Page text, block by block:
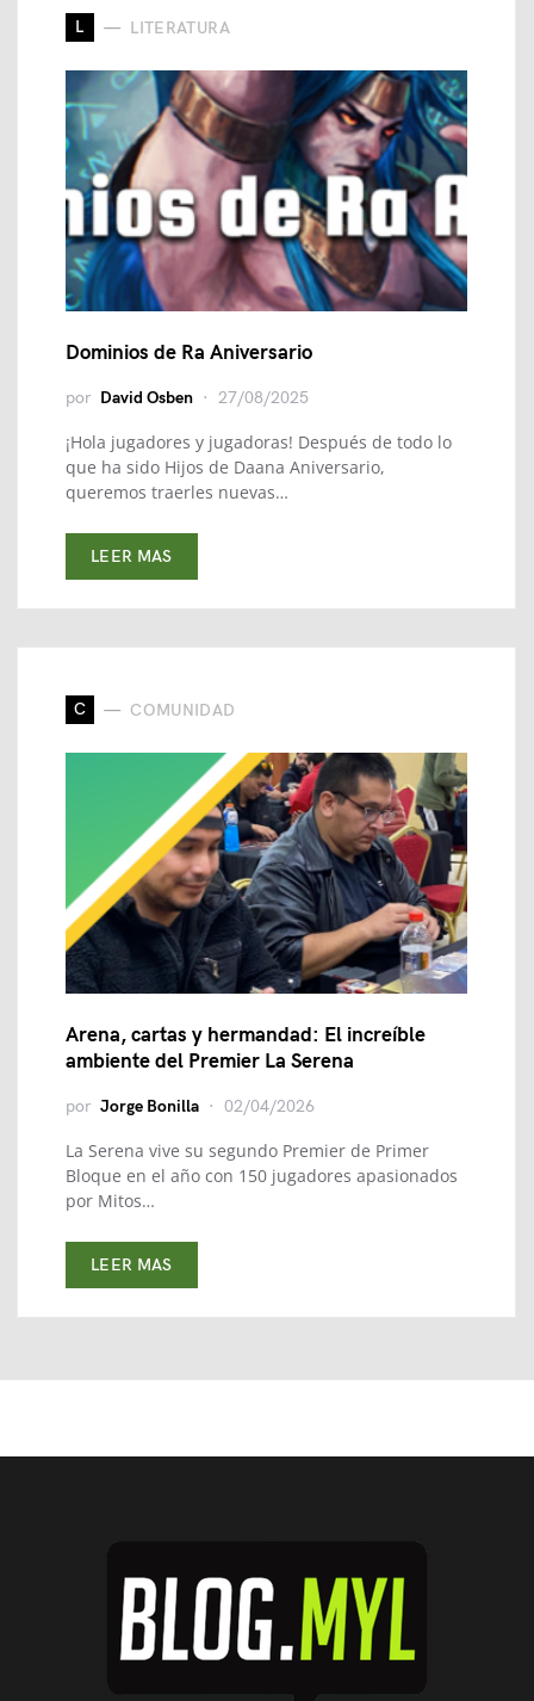
L LITERATURA
Dominios de Ra Aniversario
por David Osben 27/08/2025
¡Hola jugadores y jugadoras! Después de todo lo
que ha sido Hijos de Daana Aniversario,
queremos traerles nuevas…
LEER MAS
C COMUNIDAD
Arena, cartas y hermandad: El increíble
ambiente del Premier La Serena
por Jorge Bonilla 02/04/2026
La Serena vive su segundo Premier de Primer
Bloque en el año con 150 jugadores apasionados
por Mitos…
LEER MAS